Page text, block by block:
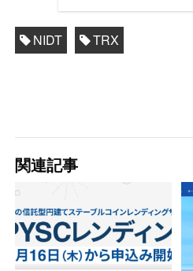
NIDT TRX
関連記事